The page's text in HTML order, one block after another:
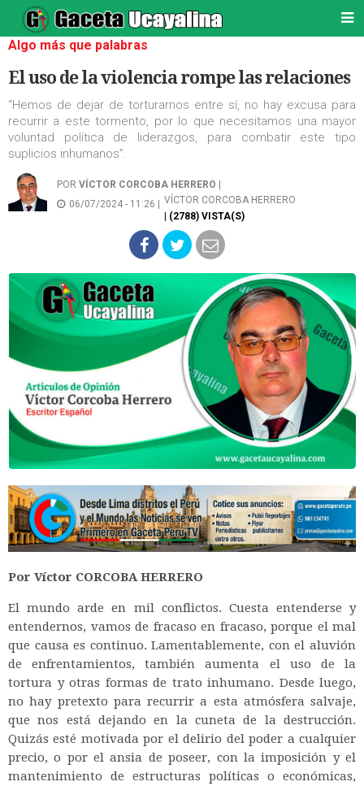
Algo más que palabras
El uso de la violencia rompe las relaciones
“Hemos de dejar de torturarnos entre sí, no hay excusa para
recurrir a este tormento, por lo que necesitamos una mayor
voluntad política de liderazgos, para combatir este tipo
suplicios inhumanos”.
POR VÍCTOR CORCOBA HERRERO
06/07/2024 - 11:26 |
VÍCTOR CORCOBA HERRERO
| (2788) VISTA(S)
Por Víctor CORCOBA HERRERO
El mundo arde en mil conflictos. Cuesta entenderse y
entendernos, vamos de fracaso en fracaso, porque el mal
que causa es continuo. Lamentablemente, con el aluvión
de enfrentamientos, también aumenta el uso de la
tortura y otras formas de trato inhumano. Desde luego,
no hay pretexto para recurrir a esta atmósfera salvaje,
que nos está dejando en la cuneta de la destrucción.
Quizás esté motivada por el delirio del poder a cualquier
precio, o por el ansia de poseer, con la imposición y el
mantenimiento de estructuras políticas o económicas,